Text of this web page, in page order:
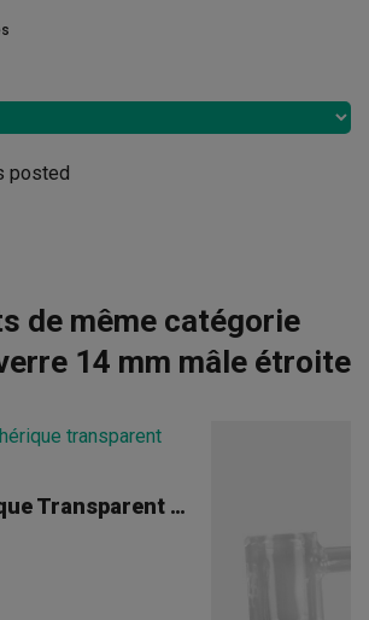
posted
de même catégorie
14 mm mâle étroite
Banger Sphérique Transparent Mâle